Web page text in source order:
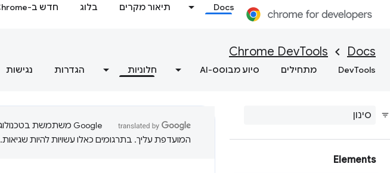
Docs תיאור מקרים בלוג חדש ב-Chrome
Docs
Chrome DevTools
DevTools מתחילים סיוע מבוסס-AI חלוניות הגדרות נגישות
Elements
המועדפת עליך. בתרגומים כאלו עשויות להיות שגיאות.